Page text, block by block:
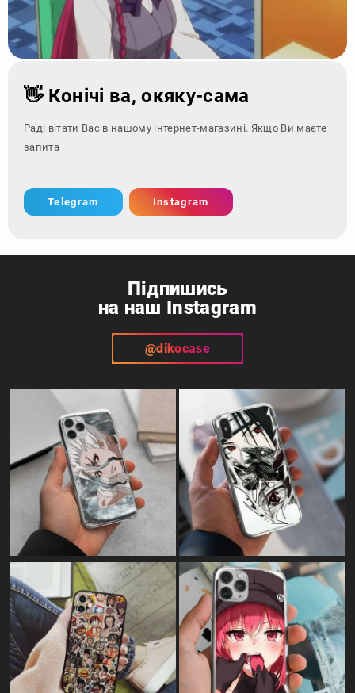
👋 Конічі ва, окяку-сама
Раді вітати Вас в нашому інтернет-магазині. Якщо Ви маєте
запитання - зверн
Telegram Instagram
Підпишись
на наш Instagram
@dikocase